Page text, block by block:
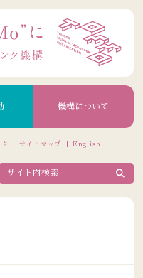
機構について
ク サイトマップ English